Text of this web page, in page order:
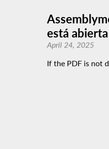
está abierta
April 24, 2025
If the PDF is not